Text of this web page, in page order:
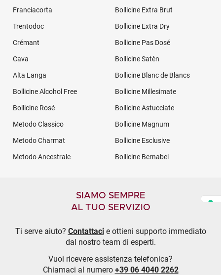
Franciacorta Bollicine Extra Brut
Trentodoc Bollicine Extra Dry
Crémant Bollicine Pas Dosé
Cava Bollicine Satèn
Alta Langa Bollicine Blanc de Blancs
Bollicine Alcohol Free Bollicine Millesimate
Bollicine Rosé Bollicine Astucciate
Metodo Classico Bollicine Magnum
Metodo Charmat Bollicine Esclusive
Metodo Ancestrale Bollicine Bernabei
SIAMO SEMPRE
AL TUO SERVIZIO
Ti serve aiuto? Contattacie ottieni supporto immediato
dal nostro team di esperti.
Vuoi ricevere assistenza telefonica?
Chiamaci al numero +39 06 4040 2262